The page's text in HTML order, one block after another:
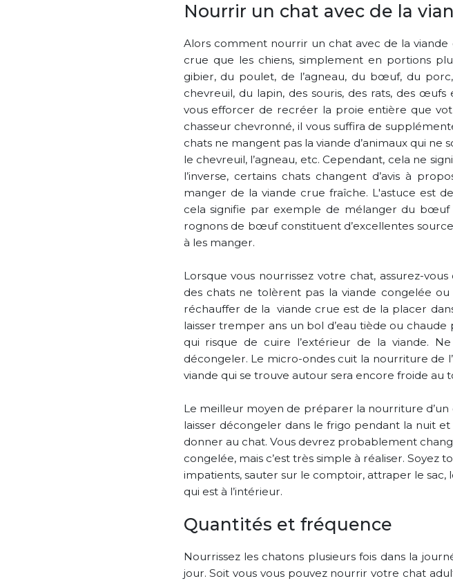
Nourrir un chat avec de la
Alors comment nourrir un chat avec de la
crue que les chiens, simplement en portions
gibier, du poulet, de l’agneau, du bœuf, du
chevreuil, du lapin, des souris, des rats, des
vous efforcer de recréer la proie entière que
chasseur chevronné, il vous suffira de
chats ne mangent pas la viande d’animaux qui
le chevreuil, l’agneau, etc. Cependant, cela ne
l’inverse, certains chats changent d’avis à
manger de la viande crue fraîche. L'astuce est
cela signifie par exemple de mélanger du
rognons de bœuf constituent d’excellentes
à les manger.
Lorsque vous nourrissez votre chat, assurez-
des chats ne tolèrent pas la viande congelée
réchauffer de la viande crue est de la placer
laisser tremper ans un bol d’eau tiède ou chaude
qui risque de cuire l’extérieur de la viande.
décongeler. Le micro-ondes cuit la nourriture de
viande qui se trouve autour sera encore froide au
Le meilleur moyen de préparer la nourriture d’un
laisser décongeler dans le frigo pendant la nuit
donner au chat. Vous devrez probablement
congelée, mais c’est très simple à réaliser.
impatients, sauter sur le comptoir, attraper le
qui est à l’intérieur.
Quantités et fréquence
Nourrissez les chatons plusieurs fois dans la
jour. Soit vous vous pouvez nourrir votre chat